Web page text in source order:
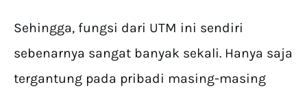
Sehingga, fungsi dari UTM ini sendiri
sebenarnya sangat banyak sekali. Hanya saja
tergantung pada pribadi masing-masing